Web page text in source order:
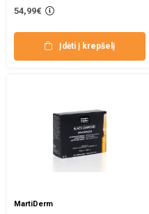
54,99€
Įdėti į krepšelį
MartiDerm